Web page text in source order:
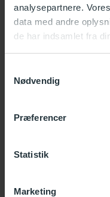
analysepartnere.
data med andre
de har indsamlet fra
Nødvendig
Præferencer
Statistik
Marketing
Anna Ancher: Interiør.